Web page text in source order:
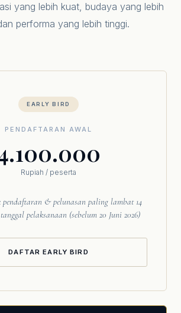
yang lebih kuat, budaya yang lebih
performa yang lebih tinggi.
EARLY BIRD
PENDAFTARAN AWAL
Rupiah / peserta
& pelunasan paling lambat 14
pelaksanaan (sebelum 20 Juni 2026)
DAFTAR EARLY BIRD